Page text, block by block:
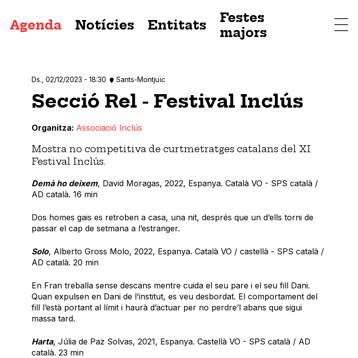
principal
Agenda Notícies Entitats
Festes
majors
Ds., 02/12/2023 - 18:30 Sants-Montjuïc
Secció Rel - Festival Inclús
Organitza Associació Inclús
Mostra no competitiva de curtmetratges catalans del XI
Festival Inclús.
Demà ho deixem, David Moragas, 2022, Espanya. Català VO - SPS català /
AD català. 16 min
Dos homes gais es retroben a casa, una nit, després que un d’ells torni de
passar el cap de setmana a l’estranger.
Solo, Alberto Gross Molo, 2022, Espanya. Català VO / castellà - SPS català /
AD català. 20 min
En Fran treballa sense descans mentre cuida el seu pare i el seu fill Dani.
Quan expulsen en Dani de l’institut, es veu desbordat. El comportament del
fill l’està portant al límit i haurà d’actuar per no perdre’l abans que sigui
massa tard.
Harta, Júlia de Paz Solvas, 2021, Espanya. Castellà VO - SPS català / AD
català. 23 min